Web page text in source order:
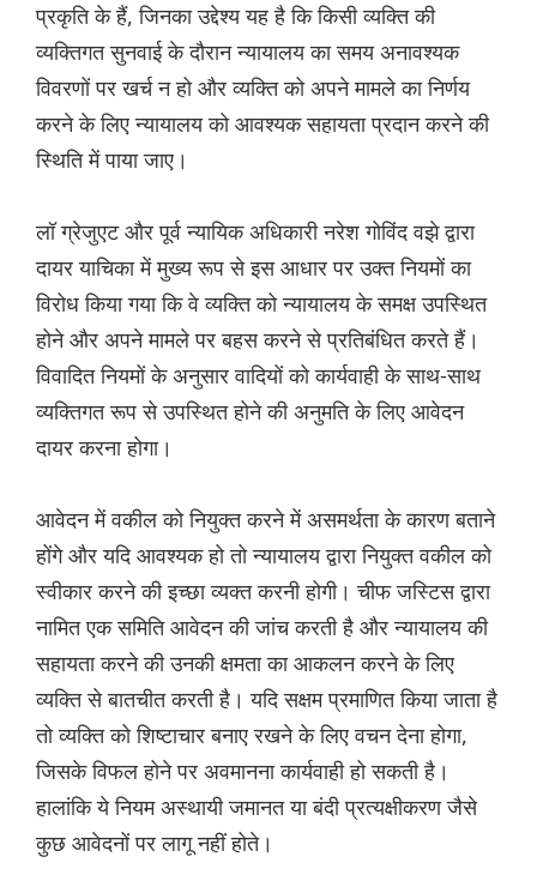
प्रकृति के हैं, जिनका उद्देश्य यह है कि किसी व्यक्ति की
व्यक्तिगत सुनवाई के दौरान न्यायालय का समय अनावश्यक
विवरणों पर खर्च न हो और व्यक्ति को अपने मामले का निर्णय
करने के लिए न्यायालय को आवश्यक सहायता प्रदान करने की
स्थिति में पाया जाए।
लॉ ग्रेजुएट और पूर्व न्यायिक अधिकारी नरेश गोविंद वझे द्वारा
दायर याचिका में मुख्य रूप से इस आधार पर उक्त नियमों का
विरोध किया गया कि वे व्यक्ति को न्यायालय के समक्ष उपस्थित
होने और अपने मामले पर बहस करने से प्रतिबंधित करते हैं।
विवादित नियमों के अनुसार वादियों को कार्यवाही के साथ-साथ
व्यक्तिगत रूप से उपस्थित होने की अनुमति के लिए आवेदन
दायर करना होगा।
आवेदन में वकील को नियुक्त करने में असमर्थता के कारण बताने
होंगे और यदि आवश्यक हो तो न्यायालय द्वारा नियुक्त वकील को
स्वीकार करने की इच्छा व्यक्त करनी होगी। चीफ जस्टिस द्वारा
नामित एक समिति आवेदन की जांच करती है और न्यायालय की
सहायता करने की उनकी क्षमता का आकलन करने के लिए
व्यक्ति से बातचीत करती है। यदि सक्षम प्रमाणित किया जाता है
तो व्यक्ति को शिष्टाचार बनाए रखने के लिए वचन देना होगा,
जिसके विफल होने पर अवमानना ​​कार्यवाही हो सकती है।
हालांकि ये नियम अस्थायी जमानत या बंदी प्रत्यक्षीकरण जैसे
कुछ आवेदनों पर लागू नहीं होते।